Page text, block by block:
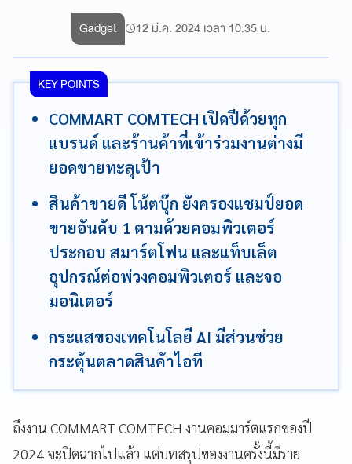
Gadget 12 มี.ค. 2024 เวลา 10:35 น.
KEY POINTS
COMMART COMTECH เปิดปีด้วยทุก
แบรนด์ และร้านค้าที่เข้าร่วมงานต่างมี
ยอดขายทะลุเป้า
สินค้าขายดี โน้ตบุ๊ก ยังครองแชมป์ยอด
ขายอันดับ 1 ตามด้วยคอมพิวเตอร์
ประกอบ สมาร์ตโฟน และแท็บเล็ต
อุปกรณ์ต่อพ่วงคอมพิวเตอร์ และจอ
มอนิเตอร์
กระแสของเทคโนโลยี AI มีส่วนช่วย
กระตุ้นตลาดสินค้าไอที
ถึงงาน COMMART COMTECH งานคอมมาร์ตแรกของปี
2024 จะปิดฉากไปแล้ว แต่บทสรุปของงานครั้งนี้มีราย